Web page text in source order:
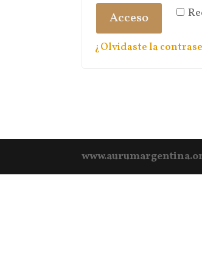
Acceso
¿Olvidaste la